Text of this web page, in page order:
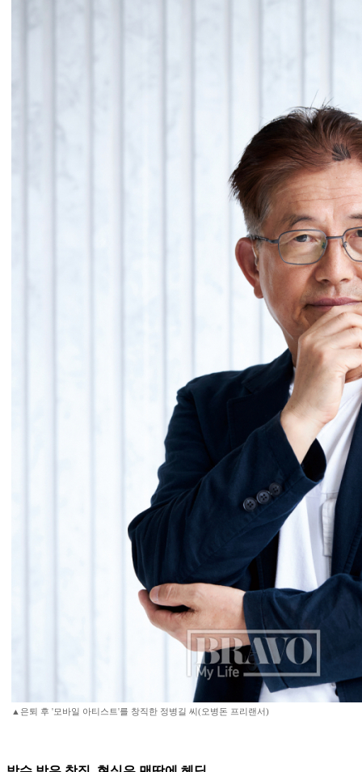
▲은퇴 후 '모바일 아티스트'를 창직한 정병길 씨(오병돈 프리랜서)